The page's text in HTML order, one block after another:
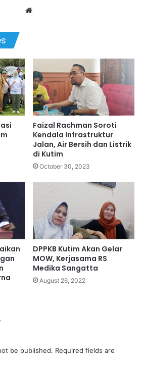
Faizal Rachman Soroti
Kendala Infrastruktur
Jalan, Air Bersih dan Listrik
di Kutim
October 30, 2023
DPPKB Kutim Akan Gelar
MOW, Kerjasama RS
Medika Sangatta
August 26, 2022
be published. Required fields are